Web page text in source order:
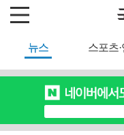
뉴스 스포츠·